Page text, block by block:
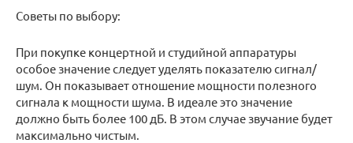
Советы по выбору:
При покупке концертной и студийной аппаратуры
особое значение следует уделять показателю сигнал/
шум. Он показывает отношение мощности полезного
сигнала к мощности шума. В идеале это значение
должно быть более 100 дБ. В этом случае звучание будет
максимально чистым.